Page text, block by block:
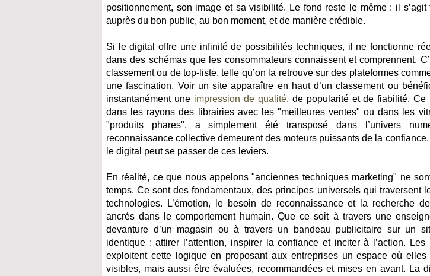
positionnement, son image et sa visibilité. Le fond reste le même : il
auprès du bon public, au bon moment, et de manière crédible.
Si le digital offre une infinité de possibilités techniques, il ne fonctionne
dans des schémas que les consommateurs connaissent et comprennent.
classement ou de top-liste, telle qu’on la retrouve sur des plateformes
une fascination. Voir un site apparaître en haut d’un classement ou
instantanément une impression de qualité, de popularité et de fiabilité. Ce
dans les rayons des librairies avec les "meilleures ventes" ou dans les
"produits phares", a simplement été transposé dans l’univers
reconnaissance collective demeurent des moteurs puissants de la
le digital peut se passer de ces leviers.
En réalité, ce que nous appelons "anciennes techniques marketing" ne
temps. Ce sont des fondamentaux, des principes universels qui traversent
technologies. L’émotion, le besoin de reconnaissance et la recherche
ancrés dans le comportement humain. Que ce soit à travers une
devanture d’un magasin ou à travers un bandeau publicitaire sur un
identique : attirer l’attention, inspirer la confiance et inciter à l’action. Les
exploitent cette logique en proposant aux entreprises un espace où
visibles, mais aussi être évaluées, recommandées et mises en avant. La